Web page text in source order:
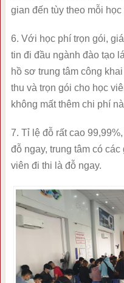
gian đến tùy theo mỗi học
6. Với học phí trọn gói,
tin đi đầu ngành đào tạo
hồ sơ trung tâm công
thu và trọn gói cho học
không mất thêm chi phí
7. Tỉ lệ đỗ rất cao
đỗ ngay, trung tâm có
viên đi thi là đỗ ngay.